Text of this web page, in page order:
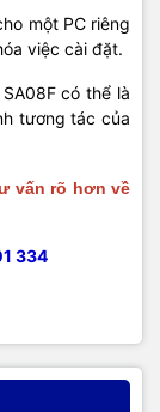
một PC riêng
việc cài đặt.
có thể là
tương tác của
vấn rõ hơn về
334